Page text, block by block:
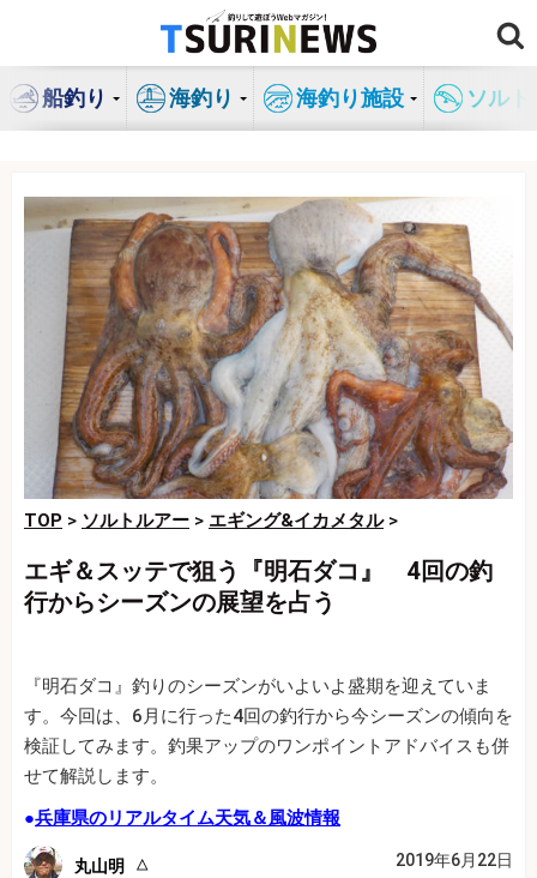
ン
船釣り 海釣り 海釣り施設 ソル
TOP > ソルトルアー > エギング&イカメタル>
エギ＆スッテで狙う『明石ダコ』 4回の釣
行からシーズンの展望を占う
『明石ダコ』釣りのシーズンがいよいよ盛期を迎えていま
す。今回は、6月に行った4回の釣行から今シーズンの傾向を
検証してみます。釣果アップのワンポイントアドバイスも併
せて解説します。
●兵庫県のリアルタイム天気＆風波情報
丸山明 2019年6月22日